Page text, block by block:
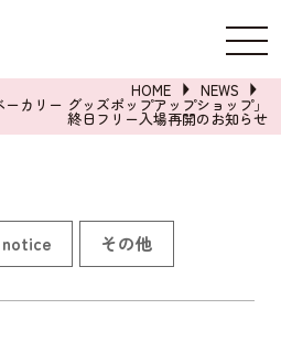
HOME NEWS
ーカリー グッズポップアップショップ」
終日フリー入場再開のお知らせ
notice その他